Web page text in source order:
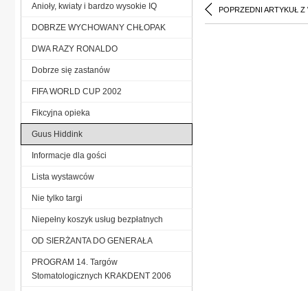
POPRZEDNI ARTYKUŁ Z
Anioły, kwiaty i bardzo wysokie IQ
DOBRZE WYCHOWANY CHŁOPAK
DWA RAZY RONALDO
Dobrze się zastanów
FIFA WORLD CUP 2002
Fikcyjna opieka
Guus Hiddink
Informacje dla gości
Lista wystawców
Nie tylko targi
Niepełny koszyk usług bezpłatnych
OD SIERŻANTA DO GENERAŁA
PROGRAM 14. Targów
Stomatologicznych KRAKDENT 2006